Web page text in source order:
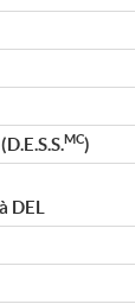
MC)
DEL